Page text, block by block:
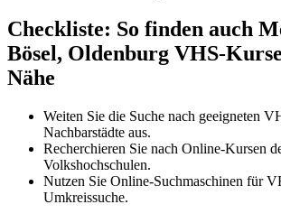
Checkliste: So finden auch
Bösel, Oldenburg VHS-
Nähe
Weiten Sie die Suche nach geeigneten
Nachbarstädte aus.
Recherchieren Sie nach Online-Kursen
Volkshochschulen.
Nutzen Sie Online-Suchmaschinen für
Umkreissuche.